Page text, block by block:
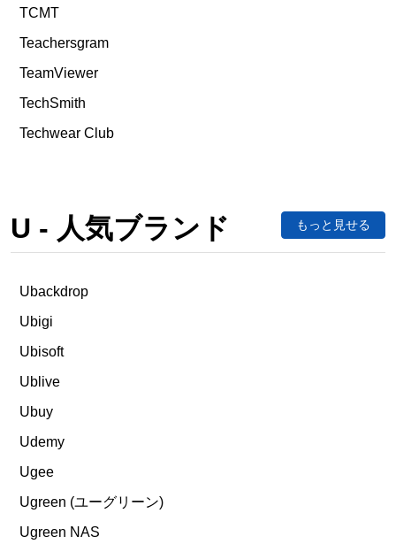
TCMT
Teachersgram
TeamViewer
TechSmith
Techwear Club
U - 人気ブランド もっと見せる
Ubackdrop
Ubigi
Ubisoft
Ublive
Ubuy
Udemy
Ugee
Ugreen (ユーグリーン)
Ugreen NAS